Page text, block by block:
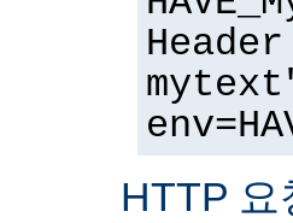
HTTP 요